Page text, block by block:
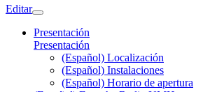
Editar
Presentación
Presentación
(Español) Localización
(Español) Instalaciones
(Español) Horario de apertura